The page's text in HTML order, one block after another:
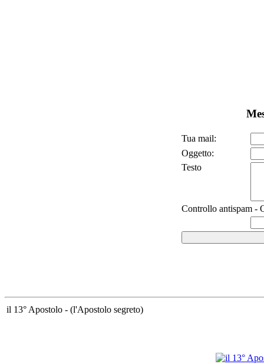
Tua mail:
Oggetto:
Testo
Controllo antispam -
il 13° Apostolo - (l'Apostolo segreto)